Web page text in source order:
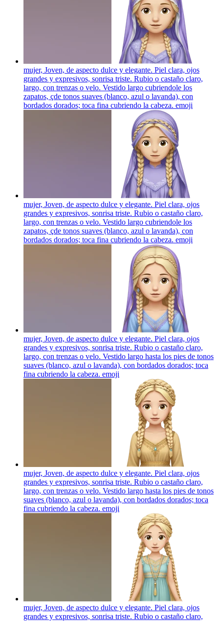
mujer, Joven, de aspecto dulce y elegante. Piel clara, ojos
grandes y expresivos, sonrisa triste. Rubio o castaño claro,
largo, con trenzas o velo. Vestido largo cubriendole los
zapatos, çde tonos suaves (blanco, azul o lavanda), con
bordados dorados; toca fina cubriendo la cabeza. emoji
mujer, Joven, de aspecto dulce y elegante. Piel clara, ojos
grandes y expresivos, sonrisa triste. Rubio o castaño claro,
largo, con trenzas o velo. Vestido largo cubriendole los
zapatos, çde tonos suaves (blanco, azul o lavanda), con
bordados dorados; toca fina cubriendo la cabeza. emoji
mujer, Joven, de aspecto dulce y elegante. Piel clara, ojos
grandes y expresivos, sonrisa triste. Rubio o castaño claro,
largo, con trenzas o velo. Vestido largo hasta los pies de tonos
suaves (blanco, azul o lavanda), con bordados dorados; toca
fina cubriendo la cabeza. emoji
mujer, Joven, de aspecto dulce y elegante. Piel clara, ojos
grandes y expresivos, sonrisa triste. Rubio o castaño claro,
largo, con trenzas o velo. Vestido largo hasta los pies de tonos
suaves (blanco, azul o lavanda), con bordados dorados; toca
fina cubriendo la cabeza. emoji
mujer, Joven, de aspecto dulce y elegante. Piel clara, ojos
grandes y expresivos, sonrisa triste. Rubio o castaño claro,